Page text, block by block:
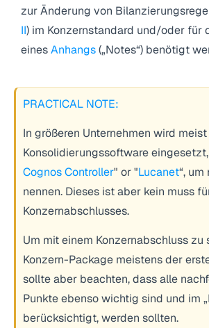
zur Änderung von
II) im Konzernstandard und/oder für
einesAnhangs(„Notes“) benötigt
PRACTICAL NOTE:
In größeren Unternehmen wird
Konsolidierungssoftware eingesetzt,
Cognos Controller" or "Lucanet“,
nennen. Dieses ist aber kein muss
Konzernabschlusses.
Um mit einem Konzernabschluss zu
Konzern-Package meistens der
sollte aber beachten, dass alle
Punkte ebenso wichtig sind und im
berücksichtigt, werden sollten.